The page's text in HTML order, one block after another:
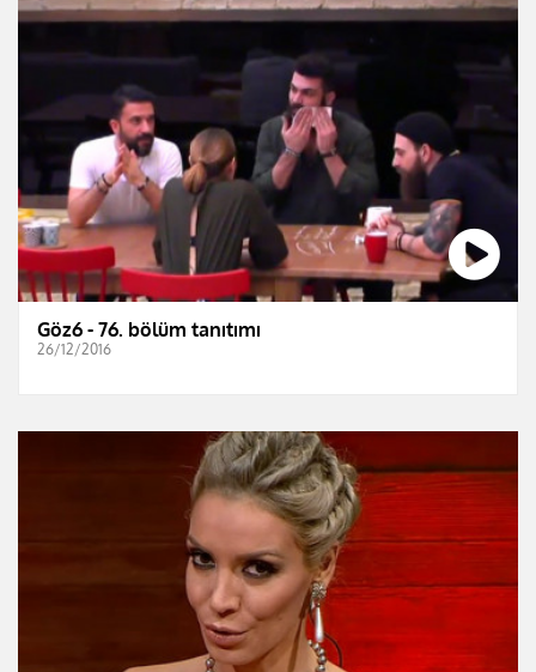
Göz6 - 76. bölüm tanıtımı
26/12/2016